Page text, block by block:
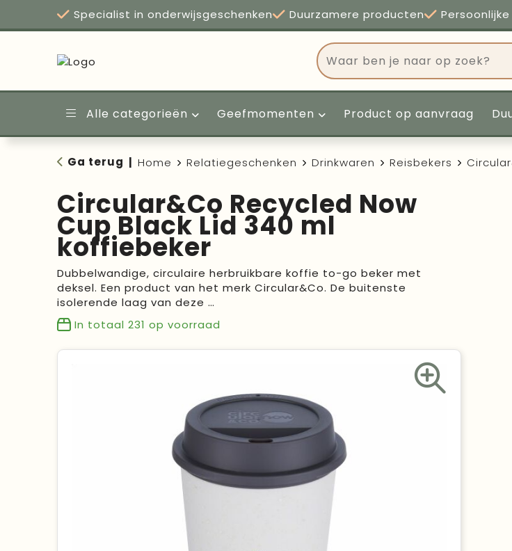
Specialist in onderwijsgeschenken Duurzamere producten
Alle categorieën Geefmomenten Product op aanvraag
Ga terug Home Relatiegeschenken Drinkwaren Reisbekers
Circular&Co Recycled Now
Cup Black Lid 340 ml
koffiebeker
Dubbelwandige, circulaire herbruikbare koffie to-go beker met
deksel. Een product van het merk Circular&Co. De buitenste
isolerende laag van deze …
In totaal 231 op voorraad